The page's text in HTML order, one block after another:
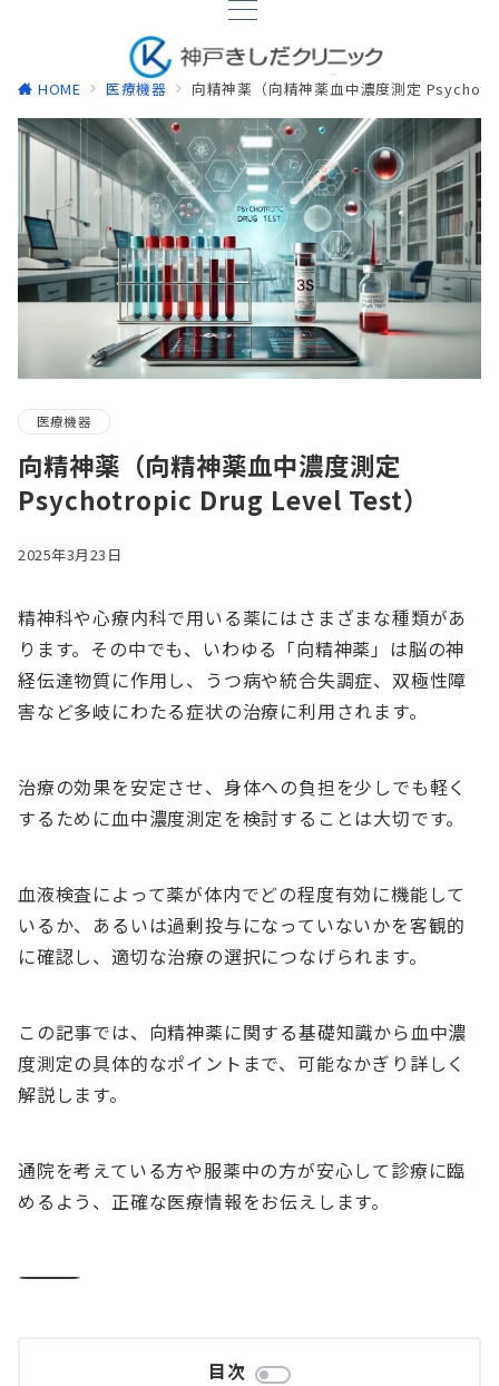
HOME 医療機器 向精神薬（向精神薬血中濃度測定
医療機器
向精神薬（向精神薬血中濃度測定
Psychotropic Drug Level Test）
2025年3月23日
精神科や心療内科で用いる薬にはさまざまな種類があ
ります。その中でも、いわゆる「向精神薬」は脳の神
経伝達物質に作用し、うつ病や統合失調症、双極性障
害など多岐にわたる症状の治療に利用されます。
治療の効果を安定させ、身体への負担を少しでも軽く
するために血中濃度測定を検討することは大切です。
血液検査によって薬が体内でどの程度有効に機能して
いるか、あるいは過剰投与になっていないかを客観的
に確認し、適切な治療の選択につなげられます。
この記事では、向精神薬に関する基礎知識から血中濃
度測定の具体的なポイントまで、可能なかぎり詳しく
解説します。
通院を考えている方や服薬中の方が安心して診療に臨
めるよう、正確な医療情報をお伝えします。
――――――――――――――――――――――――――――――――――――――
目次